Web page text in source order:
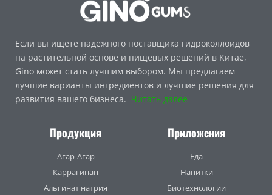
Если вы ищете надежного поставщика гидроколлоидов
на растительной основе и пищевых решений в Китае,
Gino может стать лучшим выбором. Мы предлагаем
лучшие варианты ингредиентов и лучшие решения для
развития вашего бизнеса. Читать далее
Продукция
Агар-Агар
Каррагинан
Альгинат натрия
Приложения
Еда
Напитки
Биотехнологии